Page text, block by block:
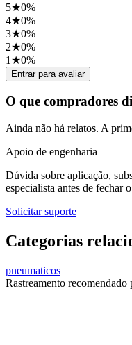
5★0%
4★0%
3★0%
2★0%
1 ★0%
Entrar para avaliar
O que compradores
Ainda não há relatos. A
Apoio de engenharia
Dúvida sobre aplicação,
especialista antes de fechar
Solicitar suporte
Categorias
pneumaticos
Rastreamento recomendado